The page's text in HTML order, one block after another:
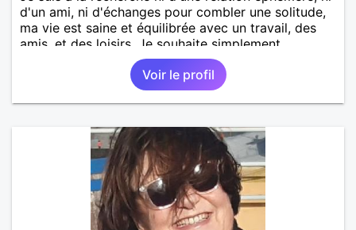
d'un ami, ni d'échanges pour combler une solitude,
ma vie est saine et équilibrée avec un travail, des
amis, et des loisirs. Je souhaite simplement
rencontrer un homme de la région de Orvault qui
recherche une relation sérieuse !
Voir le profil